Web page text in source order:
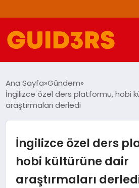
YAŞAM
SPOR
SAĞLIK
Ana Sayfa Gündem
İngilizce özel ders platformu, hobi
araştırmaları derledi
İngilizce özel ders
hobi kültürüne dair
araştırmaları